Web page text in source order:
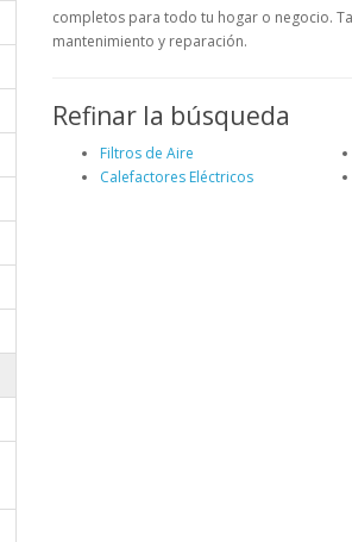
completos para todo tu hogar o negocio.
mantenimiento y reparación.
Refinar la búsqueda
Filtros de Aire
Calefactores Eléctricos